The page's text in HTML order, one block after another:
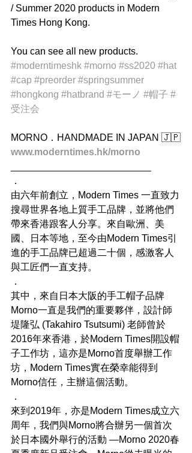
/ Summer 2020 products in Modern
Times Hong Kong.
You can see all new products.
#moderntimeshk #morno #ss2020 #hat
#cap #preorder #springsummer
#hongkong #hatbrand #モーノ #帽子 #
受注会
MORNO．HANDMADE IN JAPAN 🇯🇵
www.moderntimes.hk/morno
．
由六年前創立，Modern Times 一直致力
搜尋世界各地上質手工品牌，並將他們
帶來香港跟客人分享。來自歐洲、美
國、日本等地，至今由Modern Times引
進的手工品牌已超過二十個，感激客人
與工匠們一直支持。
．
其中，來自日本大阪的手工帽子品牌
Morno一直是我們的重要夥伴，設計師
堤隆弘 (Takahiro Tsutsumi) 老師曾於
2016年來香港，於Modern Times開設帽
子工作坊，這亦是Morno首度舉辦工作
坊，Modern Times實在榮幸能得到
Morno信任，主辦這個活動。
．
來到2019年，亦是Modern Times成立六
周年，我們與Morno將合辦另一個首次
於日本國外舉行的活動 —Morno 2020春